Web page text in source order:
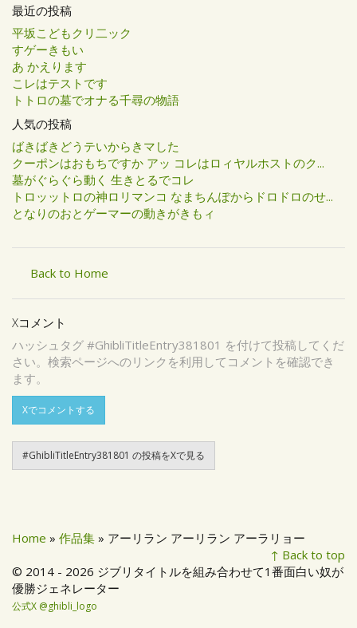
最近の投稿
平坂こどもクリ二ック
すゲーきもい
あ かえります
こレはテストです
トトロの墓でオナる千尋の物語
人気の投稿
ばきばきどうテいからきマした
クーポンはおもちですか アッ コレはロィヤルホストのク...
墓がぐらぐら動く 生きとるでコレ
トロッットロの神ロリマンコ なまちんぽからドロドロのせ...
となりのおとゲーマーの動きがきもィ
Back to Home
Xコメント
ハッシュタグ #GhibliTitleEntry381801 を付けて投稿してくだ
さい。検索ページへのリンクを利用してコメントを確認でき
ます。
Xでコメントする
#GhibliTitleEntry381801 の投稿をXで見る
Home » 作品集 » アーリラン アーリラン アーラリョー
↑ Back to top
© 2014 - 2026 ジブリタイトルを組み合わせて1番面白い奴が
優勝ジェネレーター
公式X @ghibli_logo